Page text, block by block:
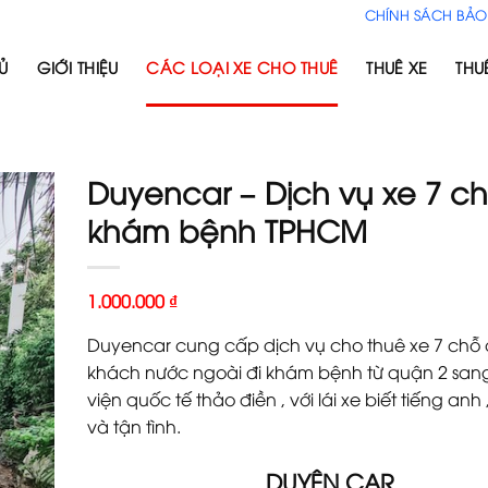
CHÍNH SÁCH
GIỚI THIỆU CÁC LOẠI XE CHO THUÊ THUÊ XE
Duyencar – Dịch vụ xe 7
khám bệnh TPHCM
1.000.000 ₫
Duyencar cung cấp dịch vụ cho thuê xe 7 chỗ
khách nước ngoài đi khám bệnh từ quận 2
viện quốc tế thảo điền , với lái xe biết tiếng
và tận tình.
DUYÊN CAR